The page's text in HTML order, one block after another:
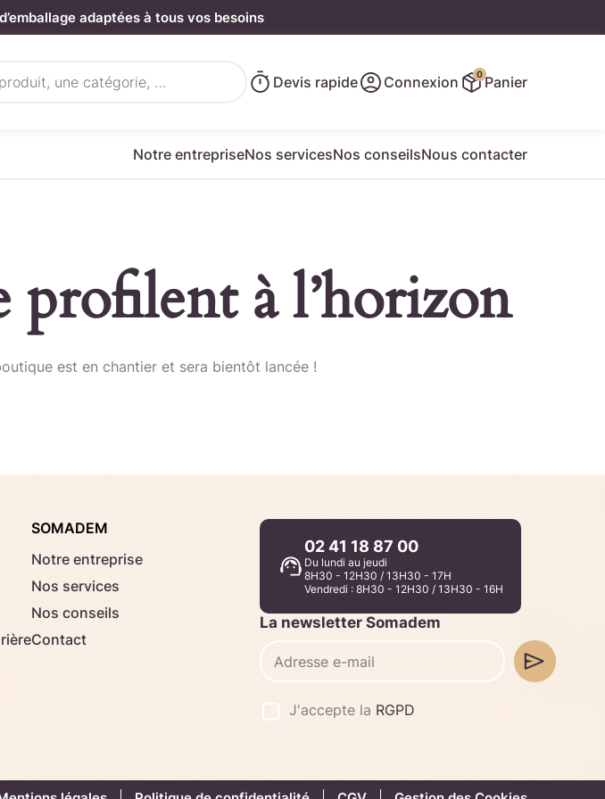
adaptées à tous vos besoins
Devis rapide Connexion 0Panier
Notre entrepriseNos servicesNos conseilsNous contacter
profilent à l’horizon
est en chantier et sera bientôt lancée !
SOMADEM
Notre entreprise
Nos services
Nos conseils
Contact
02 41 18 87 00
Du lundi au jeudi
8H30 - 12H30 / 13H30 - 17H
Vendredi : 8H30 - 12H30 / 13H30 - 16H
La newsletter Somadem
J'accepte la RGPD